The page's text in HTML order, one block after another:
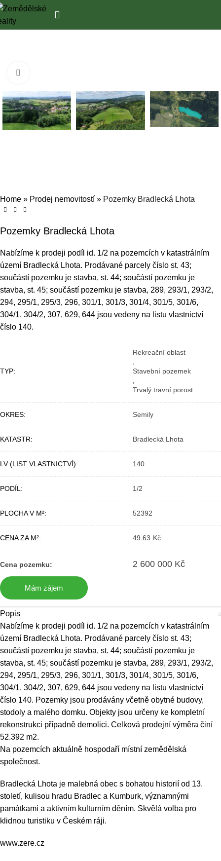
Home » Prodej nemovitostí » Pozemky Bradlecká Lhota
Pozemky Bradlecká Lhota
Nabízíme k prodeji podíl id. 1/2 na pozemcích v katastrálním
území Bradlecká Lhota. Prodávané parcely číslo st. 43;
součástí pozemku je stavba, st. 44; součástí pozemku je
stavba, st. 45; součástí pozemku je stavba, 289, 293/1, 293/2,
294, 295/1, 295/3, 296, 301/1, 301/3, 301/4, 301/5, 301/6,
304/1, 304/2, 307, 629, 644 jsou vedeny na listu vlastnictví
číslo 140.
TYP
Rekreační oblast
Stavební pozemek
Trvalý travní porost
OKRES Semily
KATASTR Bradlecká Lhota
LV (LIST VLASTNICTVÍ) 140
PODÍL 1/2
PLOCHA V M² 52392
CENA ZA M² 49.63
2 600 000 Kč
Mám zájem
Popis
Nabízíme k prodeji podíl id. 1/2 na pozemcích v katastrálním
území Bradlecká Lhota. Prodávané parcely číslo st. 43;
součástí pozemku je stavba, st. 44; součástí pozemku je
stavba, st. 45; součástí pozemku je stavba, 289, 293/1, 293/2,
294, 295/1, 295/3, 296, 301/1, 301/3, 301/4, 301/5, 301/6,
304/1, 304/2, 307, 629, 644 jsou vedeny na listu vlastnictví
číslo 140. Pozemky jsou prodávány včetně obytné budovy,
stodoly a malého domku. Objekty jsou určeny ke kompletní
rekonstrukci případně demolici. Celková prodejní výměra činí
52.392 m2.
Na pozemcích aktuálně hospodaří místní zemědělská
společnost.
Bradlecká Lhota je malebná obec s bohatou historií od 13.
století, kulisou hradu Bradlec a Kumburk, významnými
památkami a aktivním kulturním děním. Skvělá volba pro
klidnou turistiku v Českém ráji.
www.zere.cz